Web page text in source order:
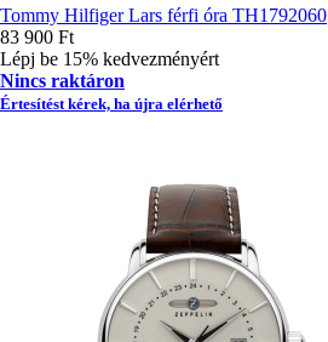
Tommy Hilfiger Lars férfi óra TH1792060
83 900 Ft
Lépj be 15% kedvezményért
Nincs raktáron
Értesítést kérek, ha újra elérhető